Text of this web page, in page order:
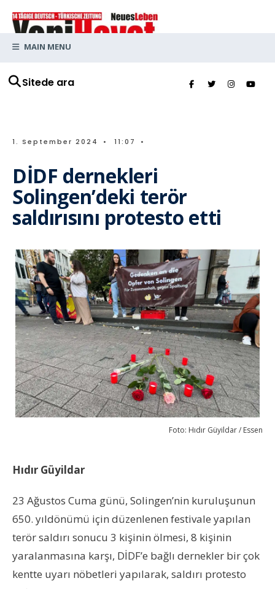
Sitede ara
MAIN MENU
1. September 2024 • 11:07 •
DİDF dernekleri
Solingen’deki terör
saldırısını protesto etti
Foto: Hıdır Güyildar / Essen
Hıdır Güyildar
23 Ağustos Cuma günü, Solingen’nin kuruluşunun
650. yıldönümü için düzenlenen festivale yapılan
terör saldırı sonucu 3 kişinin ölmesi, 8 kişinin
yaralanmasına karşı, DİDF’e bağlı dernekler bir çok
kentte uyarı nöbetleri yapılarak, saldırı protesto